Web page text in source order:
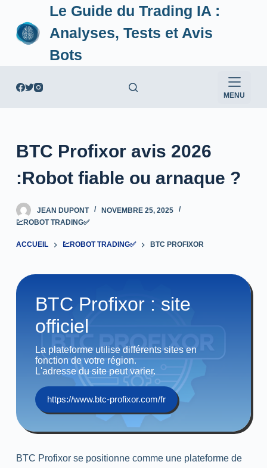
a
n
Le Guide du Trading IA :
Analyses, Tests et Avis
Bots
MENU
BTC Profixor avis 2026
:Robot fiable ou arnaque ?
JEAN DUPONT
NOVEMBRE 25, 2025
💹ROBOT TRADING✅
ACCUEIL 💹ROBOT TRADING✅ BTC PROFIXOR
BTC Profixor : site
officiel
La plateforme utilise différents sites en
fonction de votre région.
L'adresse du site peut varier.
https://www.btc-profixor.com/fr
BTC Profixor se positionne comme une plateforme de